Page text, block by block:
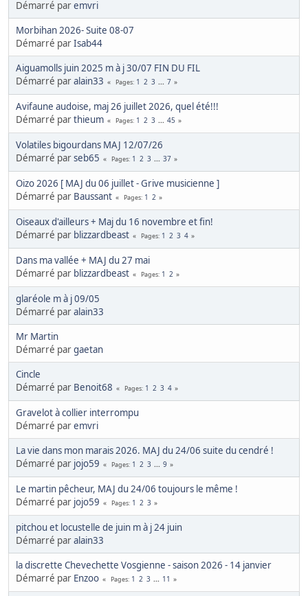
Démarré paremvri
Morbihan 2026- Suite 08-07
Démarré parIsab44
Aiguamolls juin 2025 m à j 30/07 FIN DU FIL
Démarré paralain33 Pages 1 2 3 ... 7
Avifaune audoise, maj 26 juillet 2026, quel été!!!
Démarré parthieum Pages 1 2 3 ... 45
Volatiles bigourdans MAJ 12/07/26
Démarré parseb65 Pages 1 2 3 ... 37
Oizo 2026 [ MAJ du 06 juillet - Grive musicienne ]
Démarré par Baussant Pages 1 2
Oiseaux d'ailleurs + Maj du 16 novembre et fin!
Démarré par blizzardbeast Pages 1 2 3 4
Dans ma vallée + MAJ du 27 mai
Démarré par blizzardbeast Pages 1 2
glaréole m à j 09/05
Démarré paralain33
Mr Martin
Démarré pargaetan
Cincle
Démarré par Benoit68 Pages 1 2 3 4
Gravelot à collier interrompu
Démarré paremvri
La vie dans mon marais 2026. MAJ du 24/06 suite du cendré !
Démarré par jojo59 Pages 1 2 3 ... 9
Le martin pêcheur, MAJ du 24/06 toujours le même !
Démarré par jojo59 Pages 1 2 3
pitchou et locustelle de juin m à j 24 juin
Démarré paralain33
la discrette Chevechette Vosgienne - saison 2026 - 14 janvier
Démarré par Enzoo Pages 1 2 3 ... 11